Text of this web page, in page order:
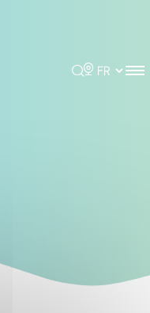
Rechercher
Choisir la